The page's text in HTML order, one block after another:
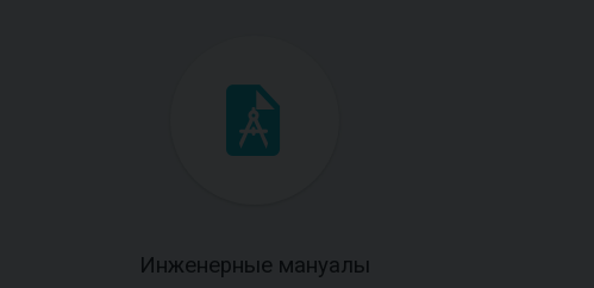
Инженерные мануалы